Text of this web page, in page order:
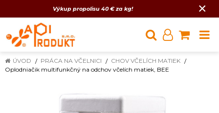
Výkup propolisu 40 € za kg! ×
ÚVOD PRÁCA NA VČELNICI
CHOV VČELÍCH MATIEK
Oplodniačik multifunkčný na odchov včelích matiek, BEE